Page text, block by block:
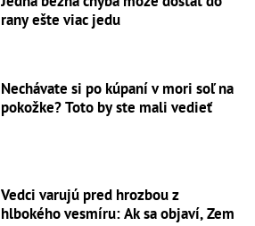
rany ešte viac jedu
Nechávate si po kúpaní v mori soľ na
pokožke? Toto by ste mali vedieť
Vedci varujú pred hrozbou z
hlbokého vesmíru: Ak sa objaví, Zem